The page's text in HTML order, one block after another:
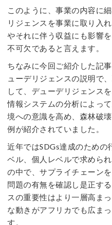
このように、事業の内容に
リジェンスを事業に取り入
やそれに伴う収益にも影響
不可欠であると言えます。
ちなみに今回ご紹介した記
ューデリジェンスの説明で
して、デューデリジェンス
情報システムの分析によっ
境への意識を高め、森林破
例が紹介されていました。
近年ではSDGs達成のための
ベル、個人レベルで求めら
の中で、サプライチェーン
問題の有無を確認し是正す
スの重要性はより一層高ま
な動きがアフリカでも広ま
す。